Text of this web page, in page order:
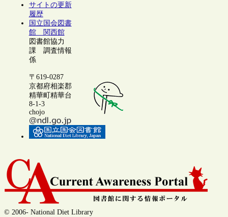
サイトの更新
履歴
国立国会図書
館 関西館
図書館協力
課 調査情報
係
〒619-0287
京都府相楽郡
精華町精華台
8-1-3
chojo
© 2006- National Diet Library